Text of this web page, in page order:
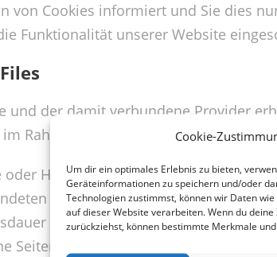
Cookie-
Um dir ein optimales Erlebnis zu bieten,
Geräteinformationen zu speichern und/oder
Technologien zustimmst, können wir Daten
auf dieser Website verarbeiten. Wenn du
zurückziehst, können bestimmte Merkmale
von Cookies informiert und Sie dies
Funktionalität unserer Website
und der damit verbundene Provider
Rahmen sogenannter „Server-Log
oder Hostname
Browser
auf der Webseite sowie Datum
Seiten der Webseite